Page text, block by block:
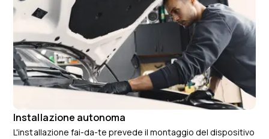
Installazione autonoma
L'installazione fai-da-te prevede il montaggio del dispositivo